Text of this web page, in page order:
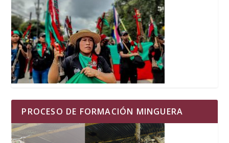
PROCESO DE FORMACIÓN MINGUERA